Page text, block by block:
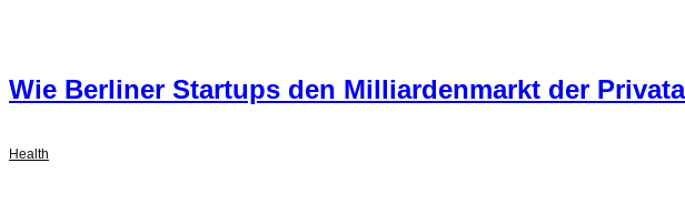
Wie Berliner Startups den Milliardenmarkt der
Health